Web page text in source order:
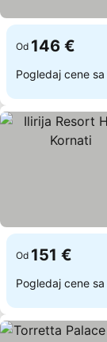
Od 146 €
Pogledaj cene sa
Od 151 €
Pogledaj cene sa